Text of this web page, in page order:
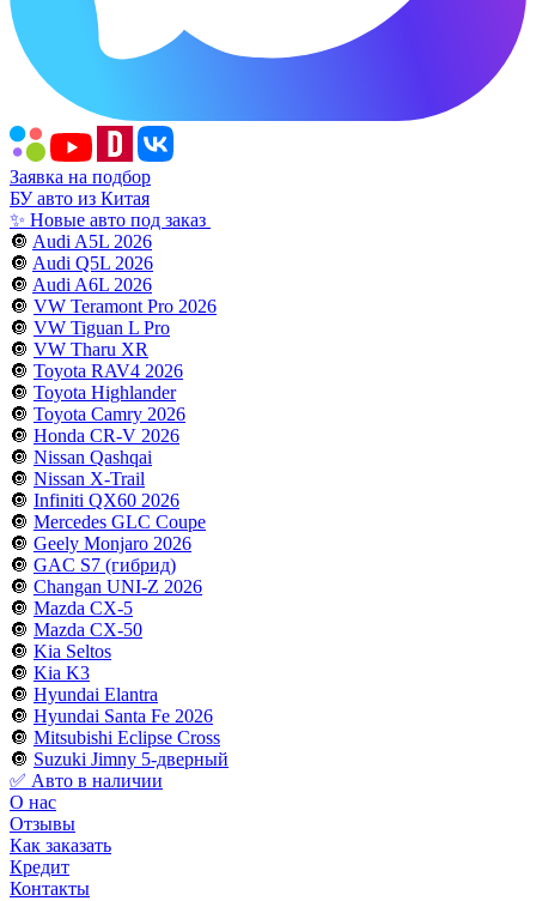
Заявка на подбор
БУ авто из Китая
✨ Новые авто под заказ
🔘 Audi A5L 2026
🔘 Audi Q5L 2026
🔘 Audi A6L 2026
🔘 VW Teramont Pro 2026
🔘 VW Tiguan L Pro
🔘 VW Tharu XR
🔘 Toyota RAV4 2026
🔘 Toyota Highlander
🔘 Toyota Camry 2026
🔘 Honda CR-V 2026
🔘 Nissan Qashqai
🔘 Nissan X-Trail
🔘 Infiniti QX60 2026
🔘 Mercedes GLC Coupe
🔘 Geely Monjaro 2026
🔘 GAC S7 (гибрид)
🔘 Changan UNI-Z 2026
🔘 Mazda CX-5
🔘 Mazda CX-50
🔘 Kia Seltos
🔘 Kia K3
🔘 Hyundai Elantra
🔘 Hyundai Santa Fe 2026
🔘 Mitsubishi Eclipse Cross
🔘 Suzuki Jimny 5-дверный
✅ Авто в наличии
О нас
Отзывы
Как заказать
Кредит
Контакты